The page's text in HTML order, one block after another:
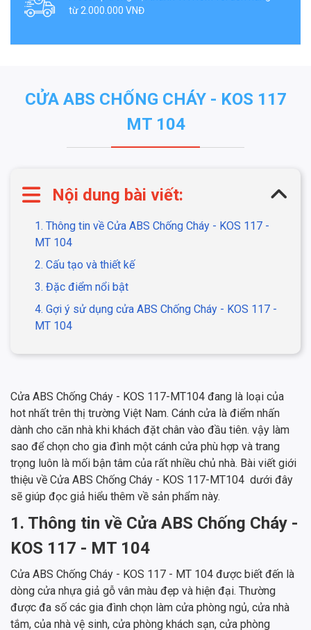
từ 2.000.000 VNĐ
CỬA ABS CHỐNG CHÁY - KOS 117
MT 104
Nội dung bài viết:
1. Thông tin về Cửa ABS Chống Cháy - KOS 117 -
MT 104
2. Cấu tạo và thiết kế
3. Đặc điểm nổi bật
4. Gợi ý sử dụng cửa ABS Chống Cháy - KOS 117 -
MT 104
Cửa ABS Chống Cháy - KOS 117-MT104 đang là loại của
hot nhất trên thị trường Việt Nam. Cánh cửa là điểm nhấn
dành cho căn nhà khi khách đặt chân vào đầu tiên. vậy làm
sao để chọn cho gia đình một cánh cửa phù hợp và trang
trọng luôn là mối bận tâm của rất nhiều chủ nhà. Bài viết giới
thiệu về Cửa ABS Chống Cháy - KOS 117-MT104 dưới đây
sẽ giúp đọc giả hiểu thêm về sản phẩm này.
1. Thông tin về Cửa ABS Chống Cháy -
KOS 117 - MT 104
Cửa ABS Chống Cháy - KOS 117 - MT 104 được biết đến là
dòng cửa nhựa giả gỗ vân màu đẹp và hiện đại. Thường
được đa số các gia đình chọn làm cửa phòng ngủ, cửa nhà
tắm, của nhà vệ sinh, cửa phòng khách sạn, cửa phòng